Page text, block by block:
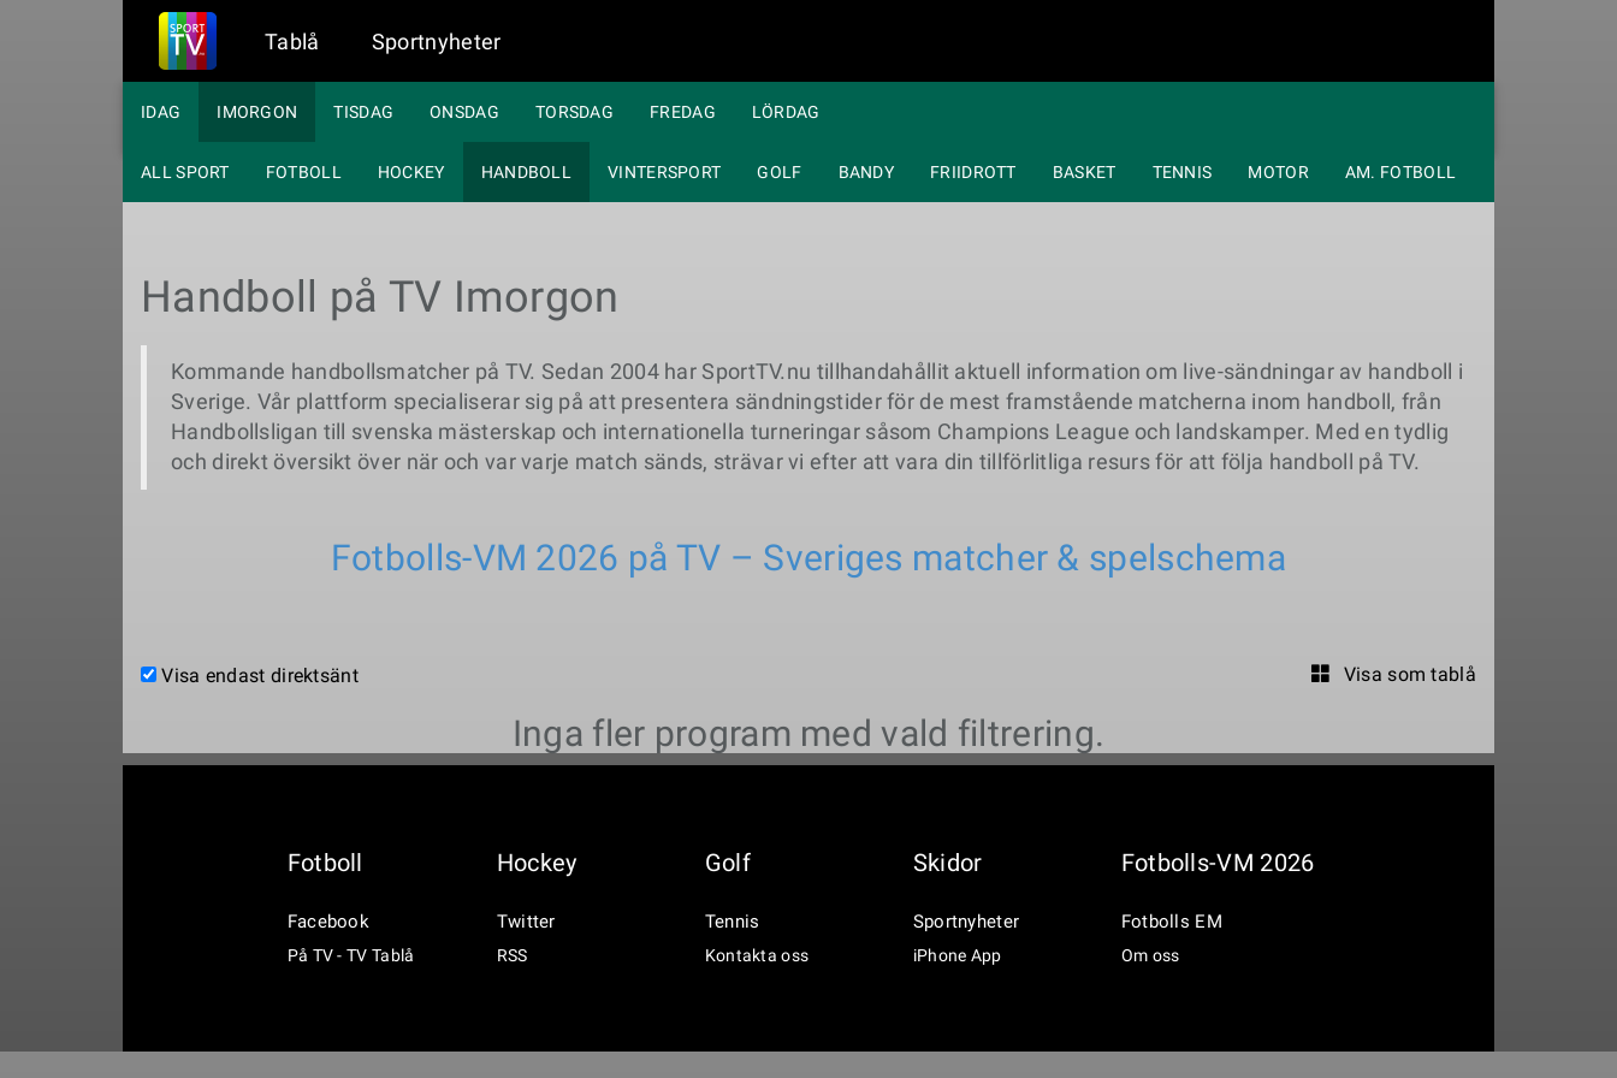
Tablå Sportnyheter
IDAG IMORGON TISDAG ONSDAG TORSDAG FREDAG LÖRDAG
ALL SPORT FOTBOLL HOCKEY HANDBOLL VINTERSPORT GOLF BANDY FRIIDROTT BASKET TENNIS MOTOR AM. FOTBOLL
Handboll på TV Imorgon
Kommande handbollsmatcher på TV. Sedan 2004 har SportTV.nu tillhandahållit aktuell information om live-sändningar av handboll i
Sverige. Vår plattform specialiserar sig på att presentera sändningstider för de mest framstående matcherna inom handboll, från
Handbollsligan till svenska mästerskap och internationella turneringar såsom Champions League och landskamper. Med en tydlig
och direkt översikt över när och var varje match sänds, strävar vi efter att vara din tillförlitliga resurs för att följa handboll på TV.
Fotbolls-VM 2026 på TV – Sveriges matcher & spelschema
Visa endast direktsänt Visa som tablå
Inga fler program med vald filtrering.
Fotboll Hockey Golf Skidor Fotbolls-VM 2026
Facebook Twitter Tennis Sportnyheter Fotbolls EM
På TV - TV Tablå RSS Kontakta oss iPhone App Om oss